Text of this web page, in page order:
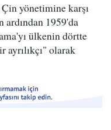
yönetimine karşı
ardından 1959'da
ülkenin dörtte
olarak